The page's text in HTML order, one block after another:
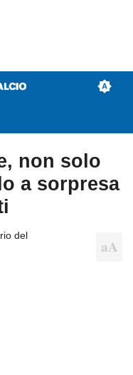
non solo
a sorpresa
del